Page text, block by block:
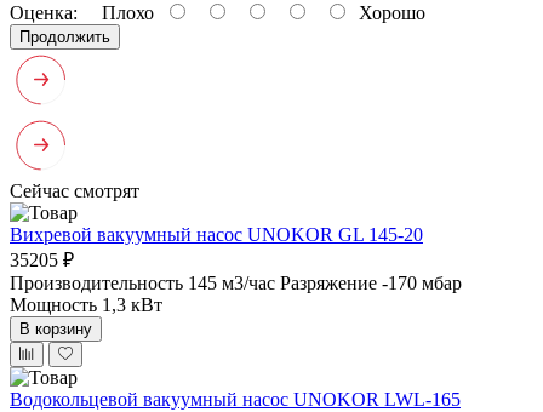
Оценка: Плохо Хорошо
Продолжить
Сейчас смотрят
Вихревой вакуумный насос UNOKOR GL 145-20
35205 ₽
Производительность 145 м3/час Разряжение -170 мбар
Мощность 1,3 кВт
В корзину
Водокольцевой вакуумный насос UNOKOR LWL-165